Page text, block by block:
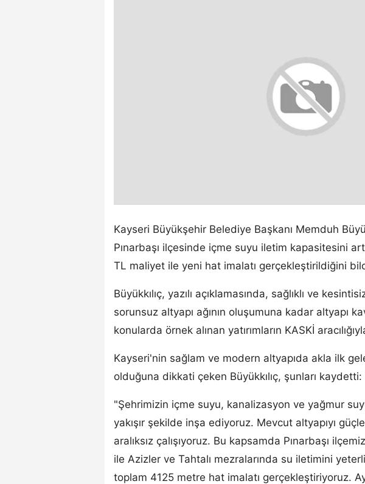
Kayseri Büyükşehir Belediye Başkanı Memduh
Pınarbaşı ilçesinde içme suyu iletim kapasitesini
TL maliyet ile yeni hat imalatı gerçekleştirildiğini
Büyükkılıç, yazılı açıklamasında, sağlıklı ve
sorunsuz altyapı ağının oluşumuna kadar altyapı
konularda örnek alınan yatırımların KASKİ
Kayseri'nin sağlam ve modern altyapıda akla ilk
olduğuna dikkati çeken Büyükkılıç, şunları kaydetti:
"Şehrimizin içme suyu, kanalizasyon ve yağmur
yakışır şekilde inşa ediyoruz. Mevcut altyapıyı
aralıksız çalışıyoruz. Bu kapsamda Pınarbaşı
ile Azizler ve Tahtalı mezralarında su iletimini
toplam 4125 metre hat imalatı gerçekleştiriyoruz.